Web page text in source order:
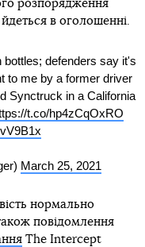
розпорядження
в оголошенні.
defenders say it's
to me by a former driver
Synctruck in a California
t.co/hp4zCqOxRO
March 25, 2021
нормально
повідомлення
The Intercept